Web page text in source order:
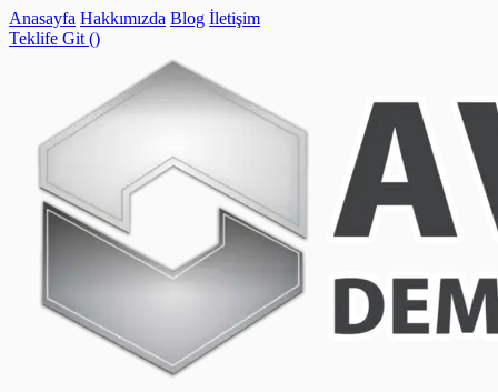
Anasayfa Hakkımızda Blog İletişim
Teklife Git ()